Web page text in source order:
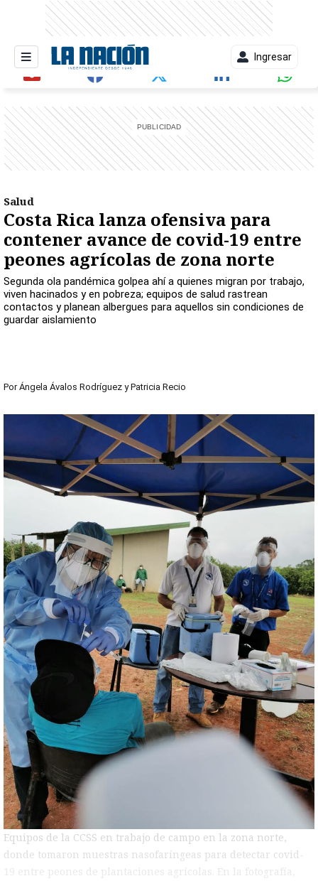
Ingresar
Salud
Costa Rica lanza ofensiva para
contener avance de covid-19 entre
peones agrícolas de zona norte
Segunda ola pandémica golpea ahí a quienes migran por trabajo,
viven hacinados y en pobreza; equipos de salud rastrean
contactos y planean albergues para aquellos sin condiciones de
guardar aislamiento
Por Ángela Ávalos Rodríguez y Patricia Recio
Equipos de la CCSS en trabajo de campo en la zona norte,
donde tomaron muestras nasofaríngeas para detectar covid-
19 entre peones de plantaciones agrícolas. En la fotografía,